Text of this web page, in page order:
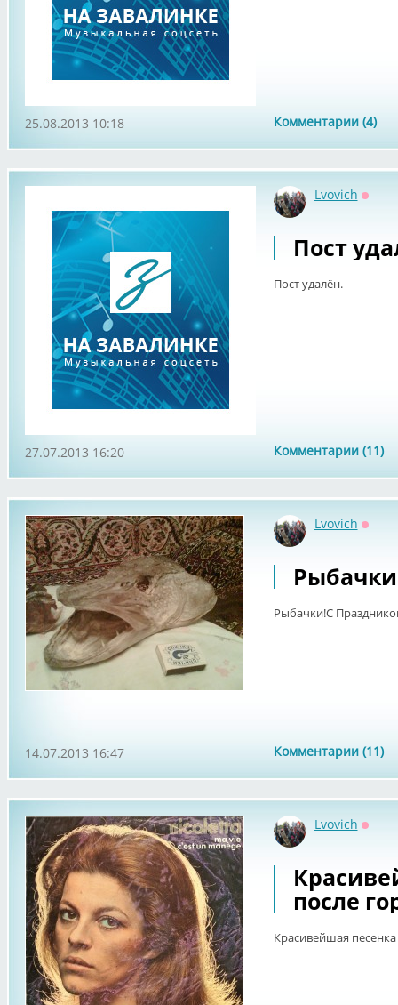
Комментарии (4)
25.08.2013 10:18
Lvovich
Пост
Пост удалён.
Комментарии (11)
27.07.2013 16:20
Lvovich
Рыбачки!С
Комментарии (11)
14.07.2013 16:47
Lvovich
после
Красивейшая